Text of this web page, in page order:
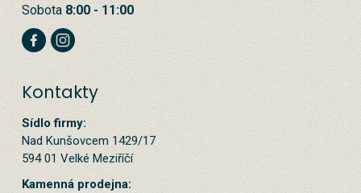
Sobota 8:00 - 11:00
Kontakty
Sídlo firmy:
Nad Kunšovcem 1429/17
594 01 Velké Meziříčí
Kamenná prodejna: